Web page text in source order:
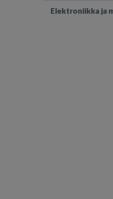
Elektroniikka ja